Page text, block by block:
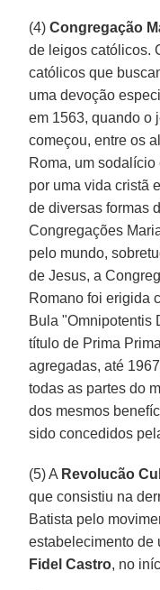
(4)Congregação
de leigos católicos.
católicos que
uma devoção
em 1563, quando o
começou, entre os
Roma, um
por uma vida cristã
de diversas formas
Congregações
pelo mundo,
de Jesus, a
Romano foi erigida
Bula "Omnipotentis
título de Prima
agregadas, até
todas as partes do
dos mesmos
sido concedidos
(5) A Revolucão
que consistiu na
Batista pelo
estabelecimento de
Fidel Castro, no